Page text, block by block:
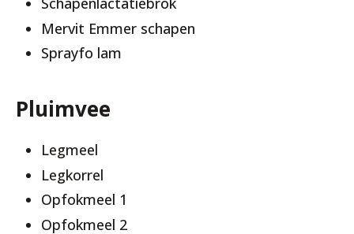
Mervit Emmer schapen
Sprayfo lam
Pluimvee
Legmeel
Legkorrel
Opfokmeel 1
Opfokmeel 2